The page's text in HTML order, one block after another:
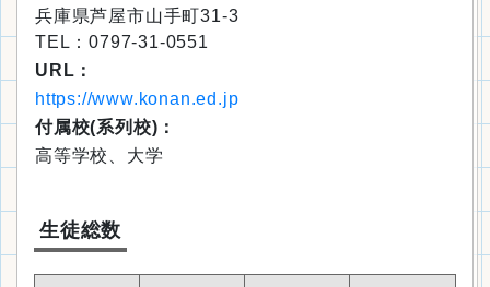
兵庫県芦屋市山手町31-3
TEL：0797-31-0551
URL：
https://www.konan.ed.jp
付属校(系列校)：
高等学校、大学
生徒総数